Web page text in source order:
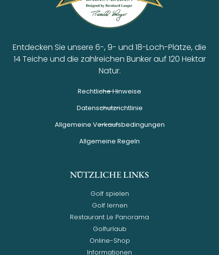
Entdecken Sie unsere 6-, 9- und 18-Loch-Plätze, die
14 Teiche und die zahlreichen Bunker auf 120 Hektar
Natur.
Rechtliche Hinweise
Datenschutzrichtlinie
Allgemeine Verkaufsbedingungen
Allgemeine Regeln
NÜTZLICHE LINKS
Golf spielen
Golf lernen
Restaurant Le Panorama
Golfurlaub
Online-Shop
Informationen